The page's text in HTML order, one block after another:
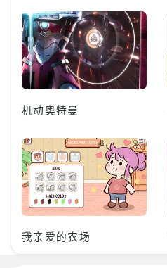
机动奥特曼
我亲爱的农场